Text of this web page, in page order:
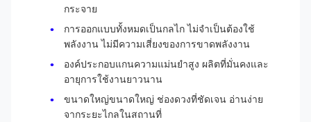
กระจาย
การออกแบบทั้งหมดเป็นกลไก ไม่จําเป็นต้องใช้
พลังงาน ไม่มีความเสี่ยงของการขาดพลังงาน
องค์ประกอบแกนความแม่นยําสูง ผลิตที่มั่นคงและ
อายุการใช้งานยาวนาน
ขนาดใหญ่ขนาดใหญ่ ช่องดวงที่ชัดเจน อ่านง่าย
จากระยะไกลในสถานที่